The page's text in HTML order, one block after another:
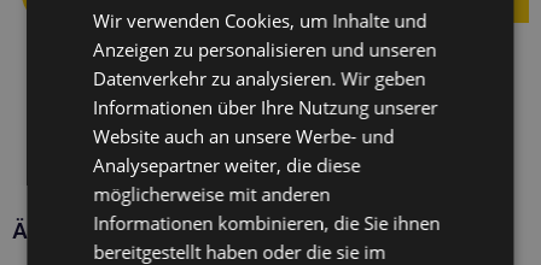
Ähnliche Produkte
Wir verwenden Cookies, um Inhalte und
Anzeigen zu personalisieren und unseren
Datenverkehr zu analysieren. Wir geben
Informationen über Ihre Nutzung unserer
Website auch an unsere Werbe- und
Analysepartner weiter, die diese
möglicherweise mit anderen
Informationen kombinieren, die Sie ihnen
bereitgestellt haben oder die sie im